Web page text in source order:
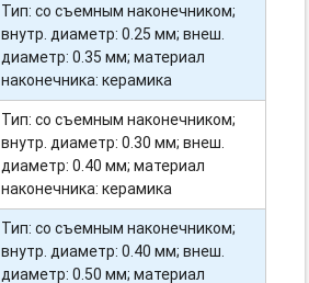
Тип: со съемным наконечником;
внутр. диаметр: 0.25 мм; внеш.
диаметр: 0.35 мм; материал
наконечника: керамика
Тип: со съемным наконечником;
внутр. диаметр: 0.30 мм; внеш.
диаметр: 0.40 мм; материал
наконечника: керамика
Тип: со съемным наконечником;
внутр. диаметр: 0.40 мм; внеш.
диаметр: 0.50 мм; материал